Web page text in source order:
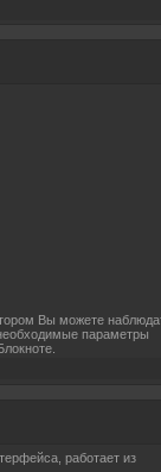
Вы можете
параметры
работает из